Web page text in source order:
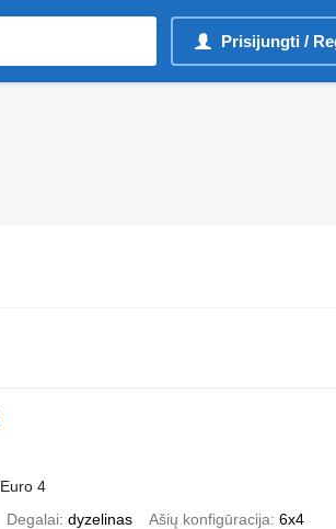
Prisijungti /
Euro 4
Degalai dyzelinas Ašių konfigūracija 6x4